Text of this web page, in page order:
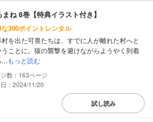
まね 8巻【特典イラスト付き】
な300ポイントレンタル
を出た可畏たちは、すでに人が離れた村へと
うことに。猿の襲撃を避けながらようやく到着
...もっと読む
163
：2024/11/20
試し読み